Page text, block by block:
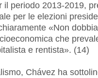
il periodo 2013-2019,
per le elezioni
«Non
che
e rentista». (14)
Chávez ha